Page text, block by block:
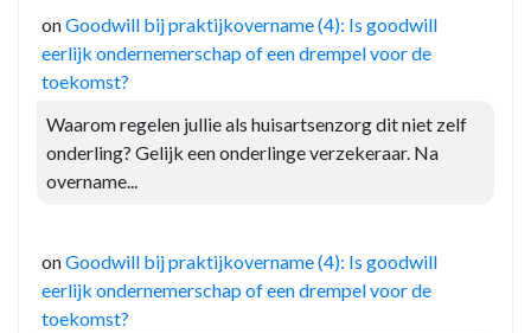
onGoodwill bij praktijkovername (4): Is goodwill
eerlijk ondernemerschap of een drempel voor de
toekomst?
Waarom regelen jullie als huisartsenzorg dit niet zelf
onderling? Gelijk een onderlinge verzekeraar. Na
overname...
onGoodwill bij praktijkovername (4): Is goodwill
eerlijk ondernemerschap of een drempel voor de
toekomst?